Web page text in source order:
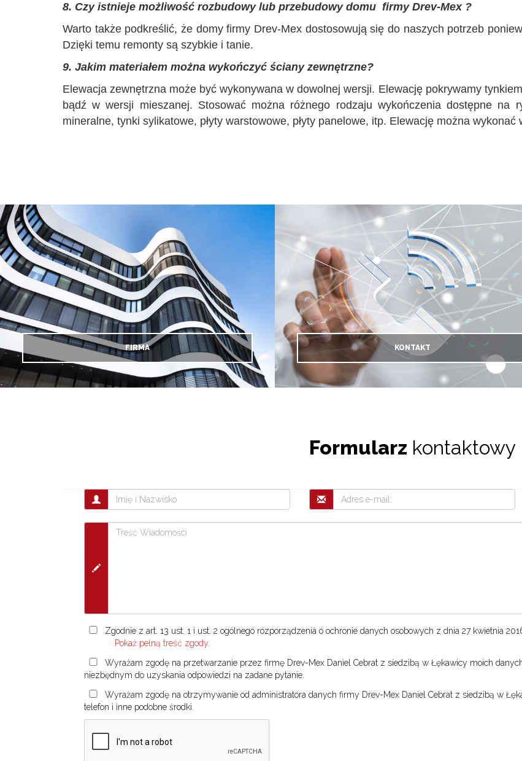
8. Czy istnieje możliwość rozbudowy lub przebudowy domu firmy Drev-Mex ?
Warto także podkreślić, że domy firmy Drev-Mex dostosowują się do naszych potrzeb
Dzięki temu remonty są szybkie i tanie.
9. Jakim materiałem można wykończyć ściany zewnętrzne?
Elewacja zewnętrzna może być wykonywana w dowolnej wersji. Elewację pokrywamy
bądź w wersji mieszanej. Stosować można różnego rodzaju wykończenia dostępne na
mineralne, tynki sylikatowe, płyty warstowowe, płyty panelowe, itp. Elewację można wykonać
FIRMA KONTAKT
Formularz kontaktowy
Zgodnie z art. 13 ust. 1 i ust. 2 ogólnego rozporządzenia o ochronie danych osobowych z dnia 27 kwietnia
Pokaż pełną treść zgody.
Wyrażam zgodę na przetwarzanie przez firmę Drev-Mex Daniel Cebrat z siedzibą w Łękawicy moich
niezbędnym do uzyskania odpowiedzi na zadane pytanie.
Wyrażam zgodę na otrzymywanie od administratora danych firmy Drev-Mex Daniel Cebrat z siedzibą w
telefon i inne podobne środki.